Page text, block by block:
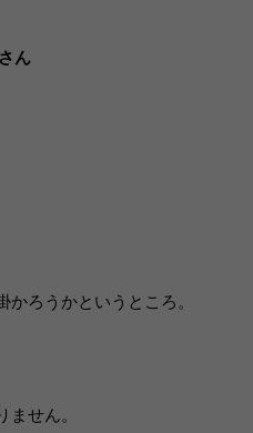
ん
ろうかというところ。
せん。